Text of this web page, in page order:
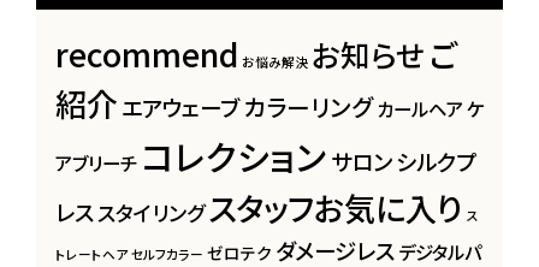
recommend お悩み解決 お知らせご
紹介エアウェーブカラーリング カールヘアケ
アブリーチ コレクションサロンシルクプ
レススタイリングスタッフお気に入り ス
トレートヘア セルフカラー ゼロテク ダメージレスデジタルパ